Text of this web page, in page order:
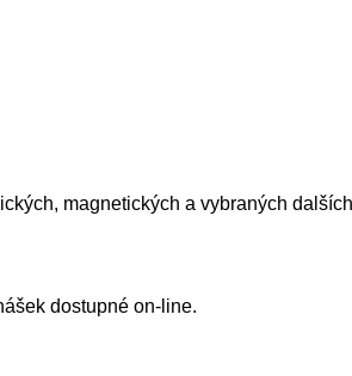
magnetických a vybraných
dostupné on-line.